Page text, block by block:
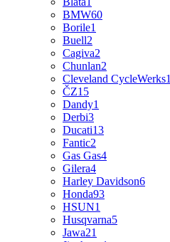
BMW60
Borile1
Buell2
Cagiva2
Chunlan2
Cleveland CycleWerks1
ČZ15
Dandy1
Derbi3
Ducati13
Fantic2
Gas Gas4
Gilera4
Harley Davidson6
Honda93
HSUN1
Husqvarna5
Jawa21